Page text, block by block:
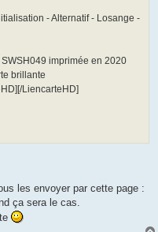
- Alternatif - Losange -
imprimée en 2020
brillante
LiencarteHD]
les envoyer par cette page :
ça sera le cas.